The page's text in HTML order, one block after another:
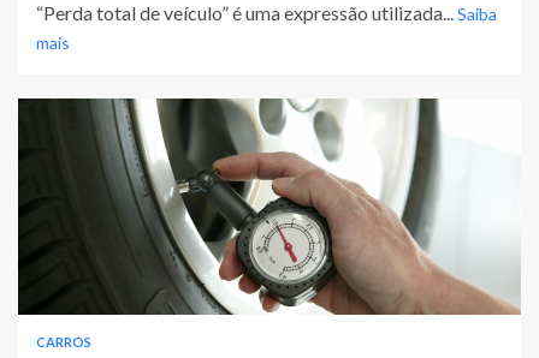
“Perda total de veículo” é uma expressão utilizada...Saiba
mais
CARROS